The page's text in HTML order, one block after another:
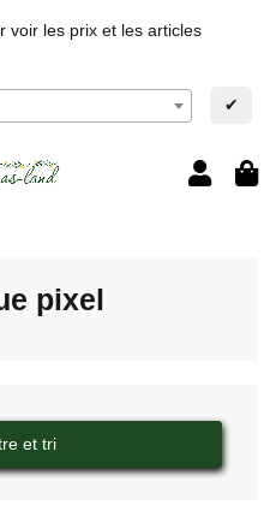
voir les prix et les articles
✔
pixel
et tri